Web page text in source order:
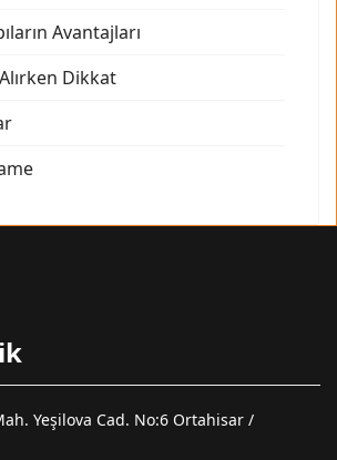
Avantajları
Dikkat
Yeşilova Cad. No:6 Ortahisar /